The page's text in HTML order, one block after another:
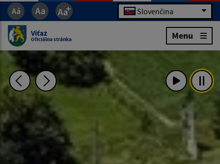
Slovenčina
Víťaz
Oficiálna stránka Menu